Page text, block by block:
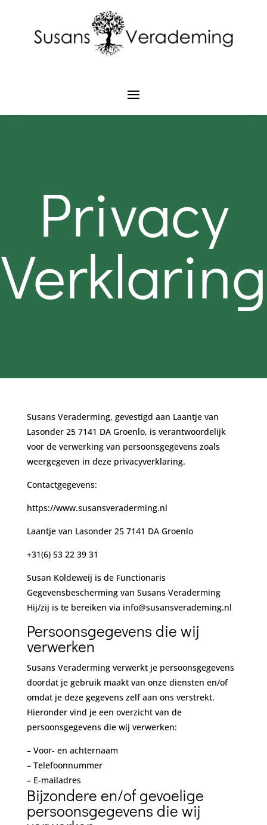
Privacy
Verklaring
Susans Veraderming, gevestigd aan Laantje van
Lasonder 25 7141 DA Groenlo, is verantwoordelijk
voor de verwerking van persoonsgegevens zoals
weergegeven in deze privacyverklaring.
Contactgegevens:
https://www.susansveraderming.nl
Laantje van Lasonder 25 7141 DA Groenlo
+31(6) 53 22 39 31
Susan Koldeweij is de Functionaris
Gegevensbescherming van Susans Veraderming
Hij/zij is te bereiken via info@susansverademing.nl
Persoonsgegevens die wij
verwerken
Susans Veraderming verwerkt je persoonsgegevens
doordat je gebruik maakt van onze diensten en/of
omdat je deze gegevens zelf aan ons verstrekt.
Hieronder vind je een overzicht van de
persoonsgegevens die wij verwerken:
– Voor- en achternaam
– Telefoonnummer
– E-mailadres
Bijzondere en/of gevoelige
persoonsgegevens die wij